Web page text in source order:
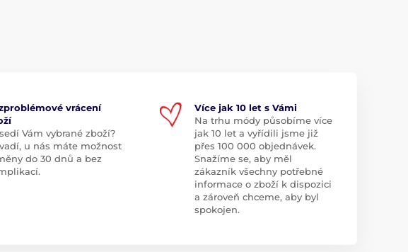
vrácení
Vám vybrané zboží?
u nás máte možnost
do 30 dnů a bez
Více jak 10 let s Vámi
Na trhu módy působíme více
jak 10 let a vyřídili jsme již
přes 100 000 objednávek.
Snažíme se, aby měl
zákazník všechny potřebné
informace o zboží k dispozici
a zároveň chceme, aby byl
spokojen.